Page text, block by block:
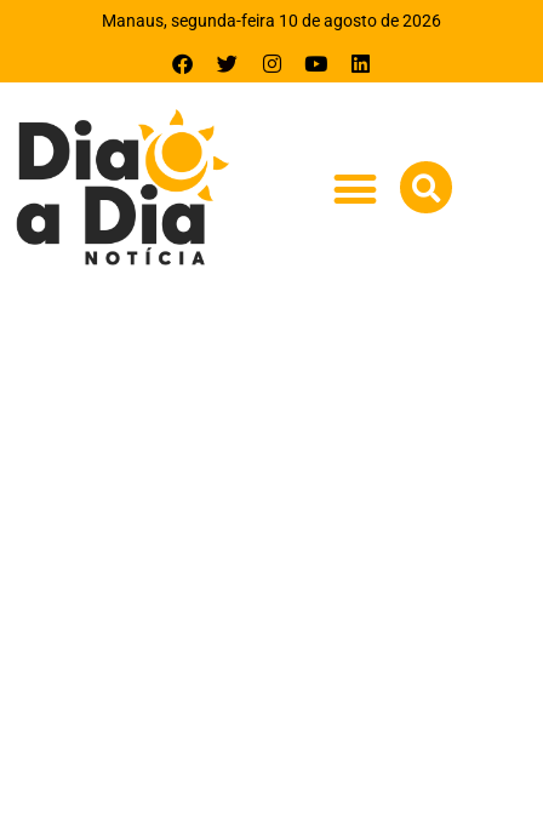
Manaus, segunda-feira 10 de agosto de 2026